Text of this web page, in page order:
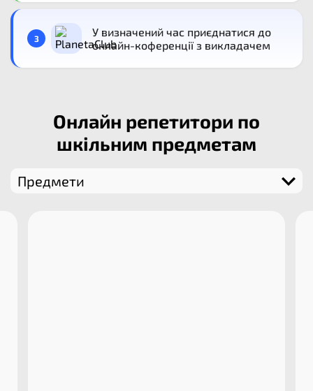
3
У визначений час приєднатися до
онлайн-коференції з викладачем
Онлайн репетитори по
шкільним предметам
Предмети